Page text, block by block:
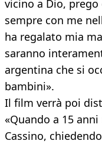
vicino a Dio,
sempre con me
ha regalato mia
saranno
argentina che si
bambini».
Il film verrà poi
«Quando a 15
Cassino,